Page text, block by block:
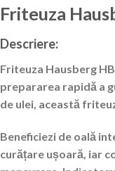
Friteuza
Descriere:
Friteuza Hausberg
prepararea rapidă a
de ulei, această
Beneficiezi de oală
curățare ușoară, iar